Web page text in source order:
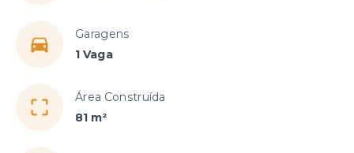
Garagens
1 Vaga
Área Construída
81 m²